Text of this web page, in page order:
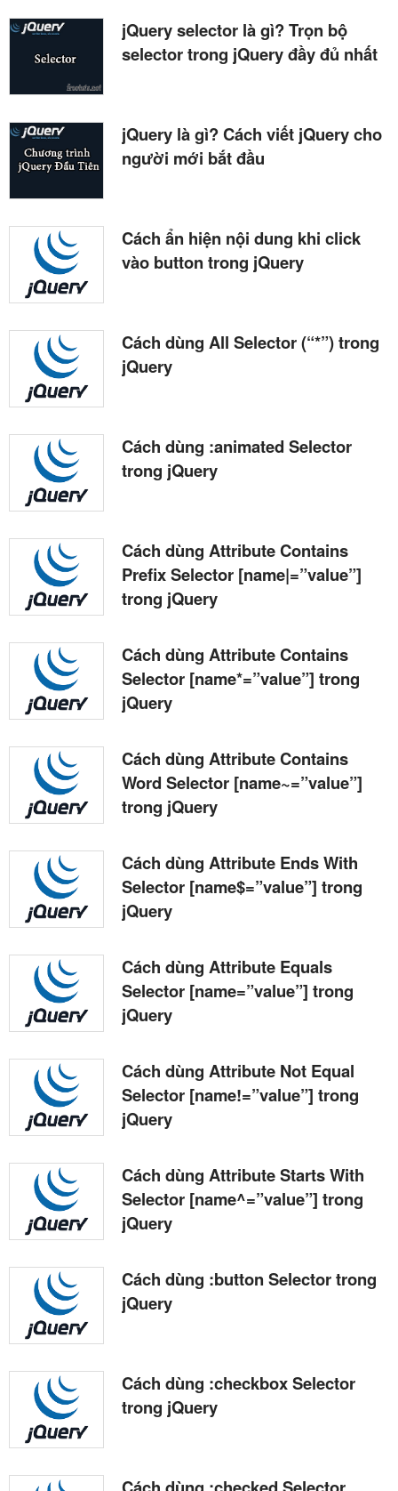
jQuery selector là gì? Trọn bộ
selector trong jQuery đầy đủ nhất
jQuery là gì? Cách viết jQuery cho
người mới bắt đầu
Cách ẩn hiện nội dung khi click
vào button trong jQuery
Cách dùng All Selector (“*”) trong
jQuery
Cách dùng :animated Selector
trong jQuery
Cách dùng Attribute Contains
Prefix Selector [name|=”value”]
trong jQuery
Cách dùng Attribute Contains
Selector [name*=”value”] trong
jQuery
Cách dùng Attribute Contains
Word Selector [name~=”value”]
trong jQuery
Cách dùng Attribute Ends With
Selector [name$=”value”] trong
jQuery
Cách dùng Attribute Equals
Selector [name=”value”] trong
jQuery
Cách dùng Attribute Not Equal
Selector [name!=”value”] trong
jQuery
Cách dùng Attribute Starts With
Selector [name^=”value”] trong
jQuery
Cách dùng :button Selector trong
jQuery
Cách dùng :checkbox Selector
trong jQuery